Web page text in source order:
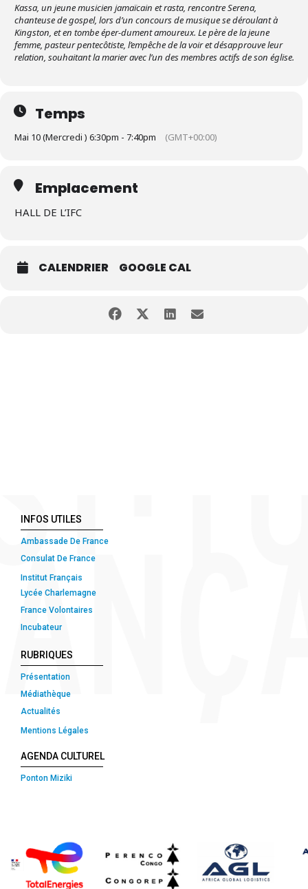
Kassa, un jeune musicien jamaïcain et rasta, rencontre Serena,
chanteuse de gospel, lors d’un concours de musique se déroulant à
Kingston, et en tombe éper-dument amoureux. Le père de la jeune
femme, pasteur pentecôtiste, l’empêche de la voir et désapprouve leur
relation, souhaitant la marier avec l’un des membres actifs de son église.
Temps
Mai 10 (Mercredi ) 6:30pm - 7:40pm (GMT+00:00)
Emplacement
HALL DE L’IFC
CALENDRIER GOOGLE CAL
INFOS UTILES
Ambassade De France
Consulat De France
Institut Français
Lycée Charlemagne
France Volontaires
Incubateur
RUBRIQUES
Présentation
Médiathèque
Actualités
Mentions Légales
AGENDA CULTUREL
Ponton Miziki